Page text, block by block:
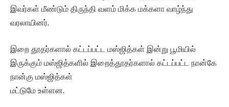
இவர்கள் மீண்டும் திருந்தி வளம் மிக்க மக்களா வாழ்ந்து
வரலாயினர்.
இறை தூதர்களால் கட்டப்பட்ட மஸ்ஜித்கள் இன்று பூமியில்
இருக்கும் மஸ்ஜித்களில் இறைத்தூதர்களால் கட்டப்பட்ட நான்கே
நான்கு மஸ்ஜித்கள்
மட்டுமே உள்ளன.